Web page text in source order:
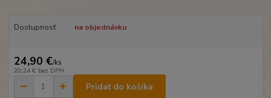
Dostupnosť na objednávku
24,90 €/ks
20,24 € bez DPH
Pridať do košíka